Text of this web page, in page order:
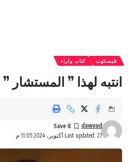
تليسكوب كتاب واراء
انتبه لهذا ” المستشار
Last updated: 27 أكتوبر، 2024 11:05 م
dawoud